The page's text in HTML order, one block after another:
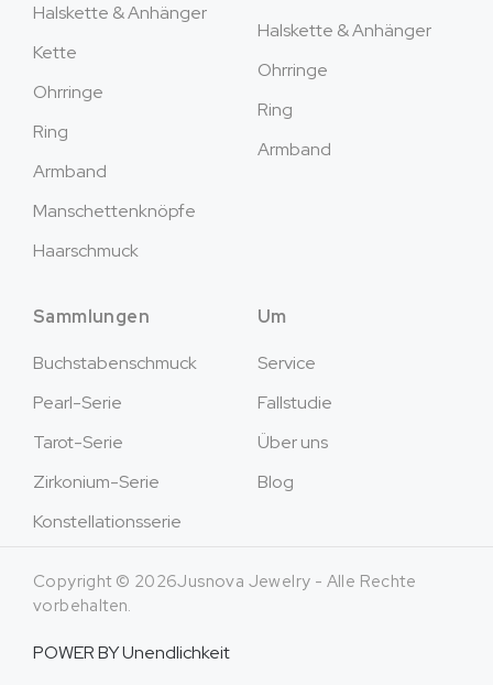
Halskette & Anhänger
Kette
Ohrringe
Ring
Armband
Manschettenknöpfe
Haarschmuck
Halskette & Anhänger
Ohrringe
Ring
Armband
Sammlungen
Buchstabenschmuck
Pearl-Serie
Tarot-Serie
Zirkonium-Serie
Konstellationsserie
Um
Service
Fallstudie
Über uns
Blog
Copyright © 2026Jusnova Jewelry - Alle Rechte
vorbehalten.
POWER BYUnendlichkeit